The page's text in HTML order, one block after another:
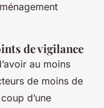
de vigilance
au moins
de moins de
d’une